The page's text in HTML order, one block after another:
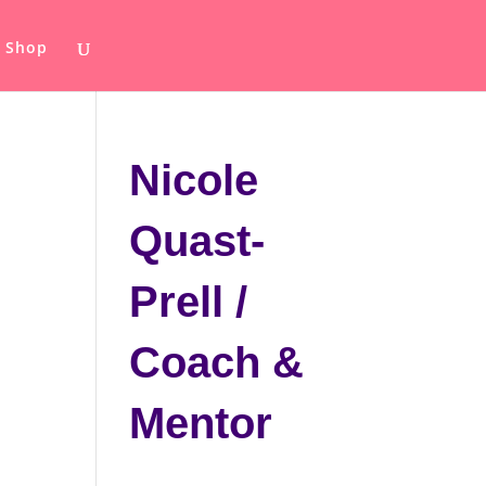
Shop
Nicole
Quast-
Prell /
Coach &
Mentor